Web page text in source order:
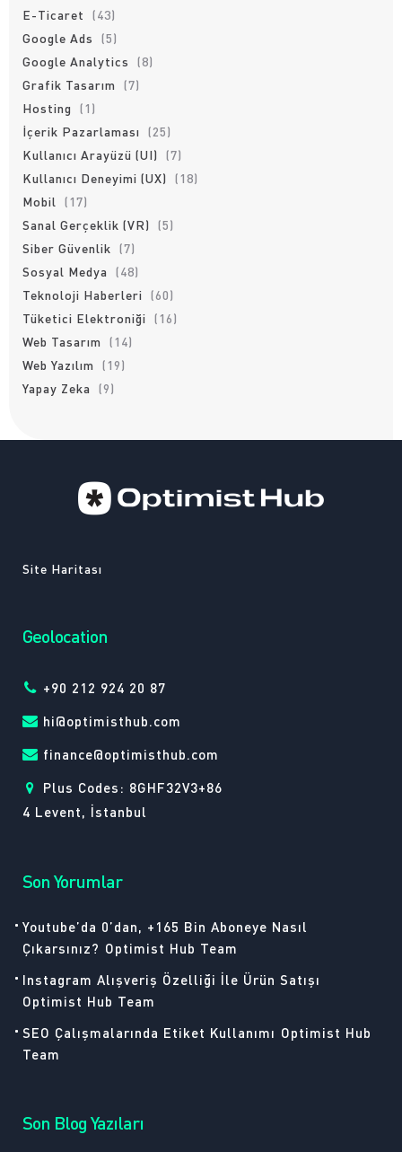
E-Ticaret
(43)
Google Ads
(5)
Google Analytics
(8)
Grafik Tasarım
(7)
Hosting
(1)
İçerik Pazarlaması
(25)
Kullanıcı Arayüzü (UI)
(7)
Kullanıcı Deneyimi (UX)
(18)
Mobil
(17)
Sanal Gerçeklik (VR)
(5)
Siber Güvenlik (7)
Sosyal Medya
(48)
Teknoloji Haberleri
(60)
Tüketici Elektroniği
(16)
Web Tasarım
(14)
Web Yazılım
(19)
Yapay Zeka
(9)
Site Haritası
Geolocation
+90 212 924 20 87
hi@optimisthub.com
finance@optimisthub.com
Plus Codes: 8GHF32V3+86
4 Levent, İstanbul
Son Yorumlar
Youtube’da 0’dan, +165 Bin Aboneye Nasıl
Çıkarsınız? Optimist Hub Team
Instagram Alışveriş Özelliği İle Ürün Satışı
Optimist Hub Team
SEO Çalışmalarında Etiket Kullanımı Optimist Hub
Team
Son Blog Yazıları